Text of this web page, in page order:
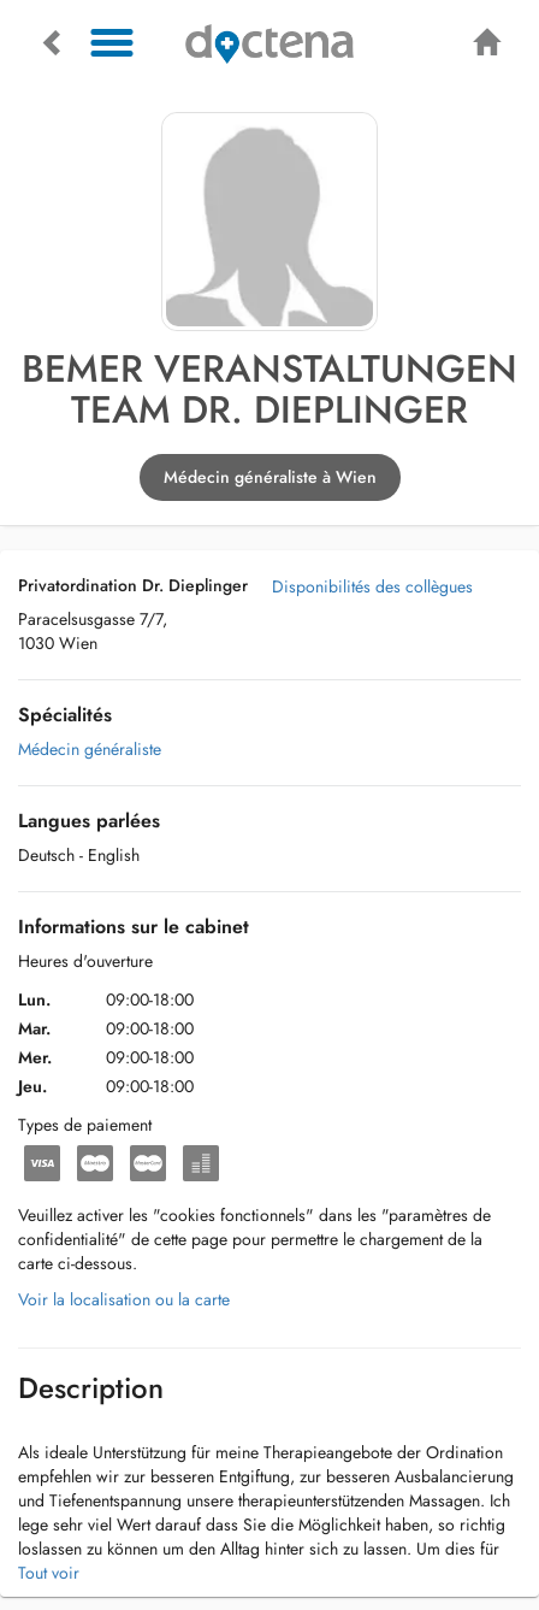
BEMER VERANSTALTUNGEN
TEAM DR. DIEPLINGER
Médecin généraliste à Wien
Privatordination Dr. Dieplinger
Paracelsusgasse 7/7,
1030 Wien
Disponibilités des collègues
Spécialités
Médecin généraliste
Langues parlées
Deutsch - English
Informations sur le cabinet
Heures d'ouverture
Lun.
09:00-18:00
Mar.
09:00-18:00
Mer.
09:00-18:00
Jeu.
09:00-18:00
Types de paiement
Veuillez activer les "cookies fonctionnels" dans les "paramètres de
confidentialité" de cette page pour permettre le chargement de la
carte ci-dessous.
Voir la localisation ou la carte
Description
Als ideale Unterstützung für meine Therapieangebote der Ordination
empfehlen wir zur besseren Entgiftung, zur besseren Ausbalancierung
und Tiefenentspannung unsere therapieunterstützenden Massagen. Ich
lege sehr viel Wert darauf dass Sie die Möglichkeit haben, so richtig
loslassen zu können um den Alltag hinter sich zu lassen. Um dies für
Sie zu ermöglichen bieten wir Ihnen 60- und 90 Minuten-Termine an.
Wir verwenden zur optimalen Behandlung spezielle Öle und Kräuter.
Tout voir